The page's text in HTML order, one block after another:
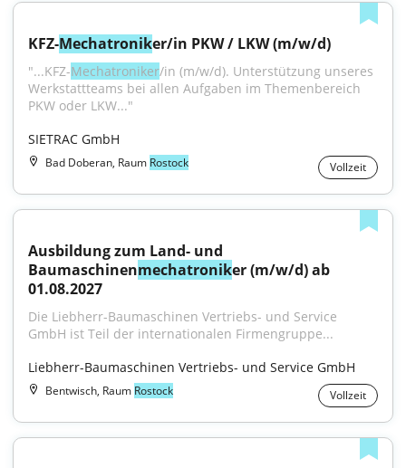
KFZ-Mechatroniker/in PKW / LKW (m/w/d)
"...KFZ-Mechatroniker/in (m/w/d). Unterstützung unseres
Werkstattteams bei allen Aufgaben im Themenbereich
PKW oder LKW..."
SIETRAC GmbH
Bad Doberan, Raum Rostock Vollzeit
Ausbildung zum Land- und
Baumaschinenmechatroniker (m/w/d) ab
01.08.2027
Die Liebherr-Baumaschinen Vertriebs- und Service
GmbH ist Teil der internationalen Firmengruppe...
Liebherr-Baumaschinen Vertriebs- und Service GmbH
Bentwisch, Raum Rostock Vollzeit